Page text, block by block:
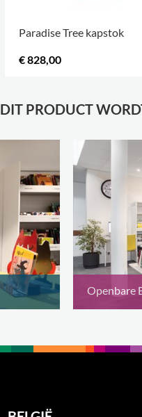
Paradise Tree kapstok
€ 828,00
DIT PRODUCT
Openbare